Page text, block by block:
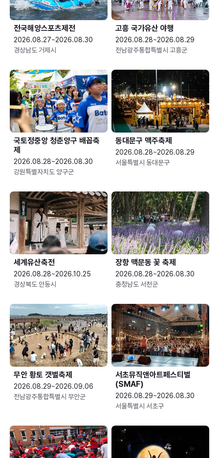
전국해양스포츠제전
2026.08.27~2026.08.30
경상남도 거제시
고흥 국가유산 야행
2026.08.28~2026.08.29
전남광주통합특별시 고흥군
국토정중앙 청춘양구 배꼽축
제
2026.08.28~2026.08.30
강원특별자치도 양구군
동대문구 맥주축제
2026.08.28~2026.08.29
서울특별시 동대문구
세계유산축전
2026.08.28~2026.10.25
경상북도 안동시
장항 맥문동 꽃 축제
2026.08.28~2026.08.30
충청남도 서천군
무안 황토 갯벌축제
2026.08.29~2026.09.06
전남광주통합특별시 무안군
서초뮤직앤아트페스티벌
(SMAF)
2026.08.29~2026.08.30
서울특별시 서초구